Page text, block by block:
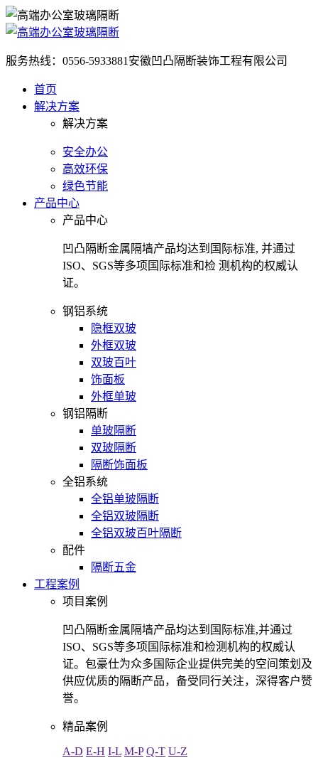
服务热线：0556-5933881 安徽凹凸隔断装饰工程有限公司
首页
解决方案
解决方案
安全办公
高效环保
绿色节能
产品中心
产品中心
凹凸隔断金属隔墙产品均达到国际标准, 并通过
ISO、SGS等多项国际标准和检 测机构的权威认
证。
钢铝系统
隐框双玻
外框双玻
双玻百叶
饰面板
外框单玻
钢铝隔断
单玻隔断
双玻隔断
隔断饰面板
全铝系统
全铝单玻隔断
全铝双玻隔断
全铝双玻百叶隔断
配件
隔断五金
工程案例
项目案例
凹凸隔断金属隔墙产品均达到国际标准,并通过
ISO、SGS等多项国际标准和检测机构的权威认
证。包豪仕为众多国际企业提供完美的空间策划及
供应优质的隔断产品，备受同行关注，深得客户赞
誉。
精品案例
A-D E-H I-L M-P Q-T U-Z